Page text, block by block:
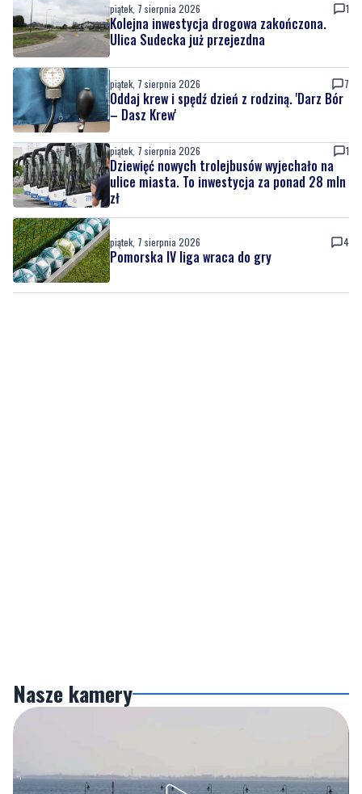
piątek, 7 sierpnia 2026 1
Kolejna inwestycja drogowa zakończona.
Ulica Sudecka już przejezdna
piątek, 7 sierpnia 2026 7
Oddaj krew i spędź dzień z rodziną. 'Darz Bór
– Dasz Krew'
piątek, 7 sierpnia 2026 1
Dziewięć nowych trolejbusów wyjechało na
ulice miasta. To inwestycja za ponad 28 mln
zł
piątek, 7 sierpnia 2026 4
Pomorska IV liga wraca do gry
Nasze kamery